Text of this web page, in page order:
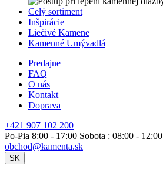
Celý sortiment
Inšpirácie
Liečivé Kamene
Kamenné Umývadlá
Predajne
FAQ
O nás
Kontakt
Doprava
+421 907 102 200
Po-Pia 8:00 - 17:00 Sobota : 08:00 - 12:00
obchod@kamenta.sk
SK